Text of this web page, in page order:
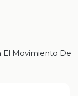
El Movimiento De